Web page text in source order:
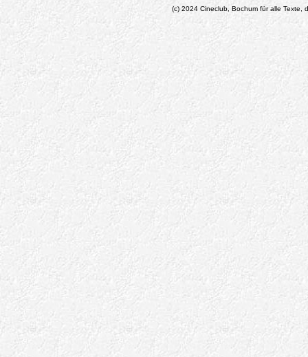
(c) 2024 Cineclub, Bochum für alle Texte,